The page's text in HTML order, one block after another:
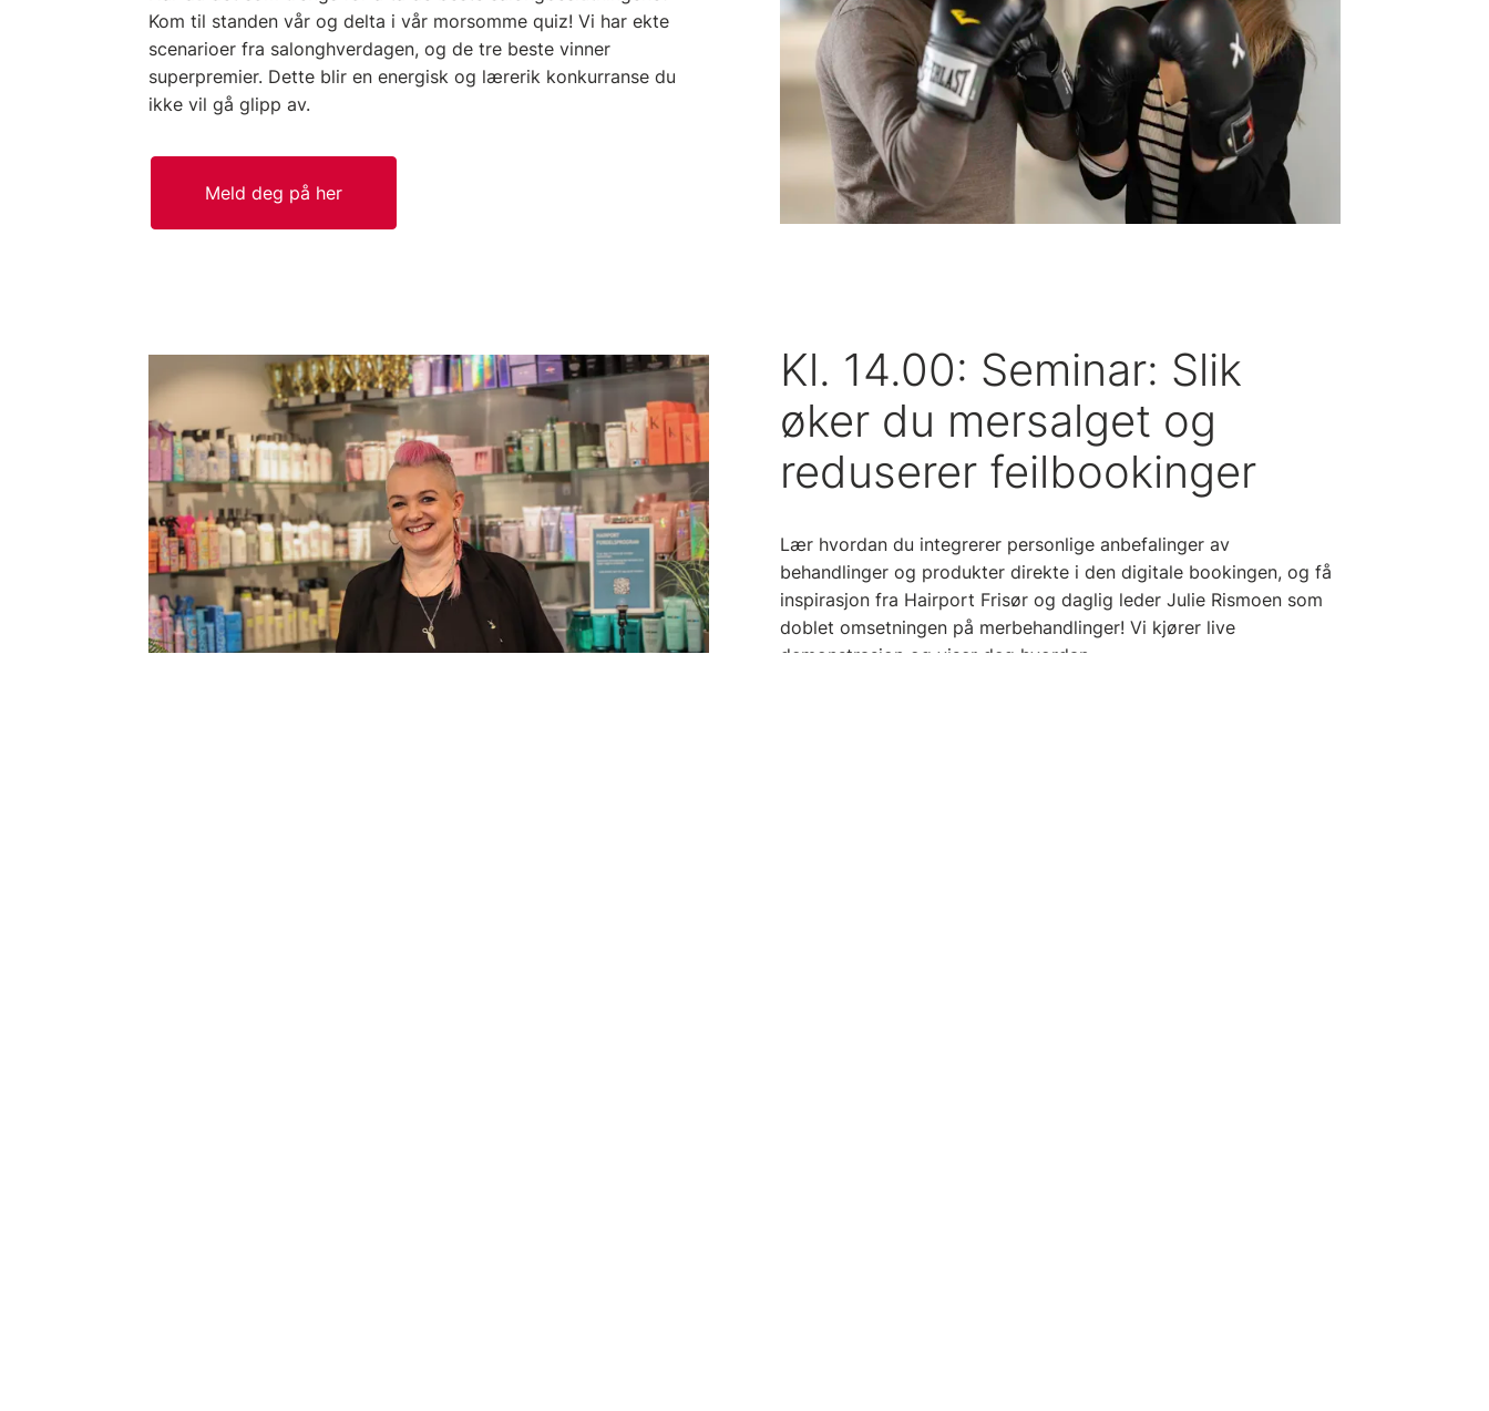
Kom til standen vår og delta i vår morsomme quiz! Vi har ekte
scenarioer fra salonghverdagen, og de tre beste vinner
superpremier. Dette blir en energisk og lærerik konkurranse du
ikke vil gå glipp av.
Meld deg på her
Kl. 14.00: Seminar: Slik
øker du mersalget og
reduserer feilbookinger
Lær hvordan du integrerer personlige anbefalinger av
behandlinger og produkter direkte i den digitale bookingen, og få
inspirasjon fra Hairport Frisør og daglig leder Julie Rismoen som
doblet omsetningen på merbehandlinger! Vi kjører live
demonstrasjon og viser deg hvordan.